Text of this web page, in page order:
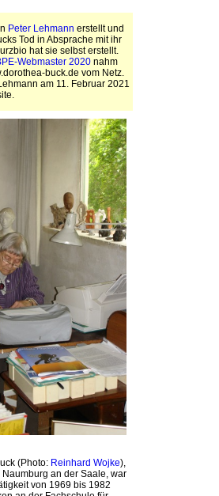
Peter Lehmann erstellt und
Tod in Absprache mit ihr
hat sie selbst erstellt.
Webmaster 2020 nahm
buck.de vom Netz.
am 11. Februar 2021
(Photo: Reinhard Wojke),
an der Saale, war
von 1969 bis 1982